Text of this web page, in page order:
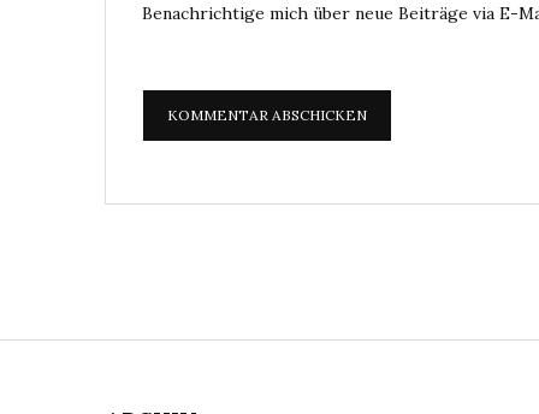
Benachrichtige mich über neue Beiträge via E-